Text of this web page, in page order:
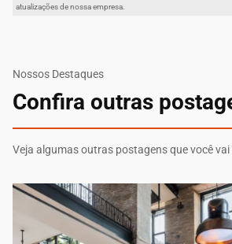
atualizações de nossa empresa.
Nossos Destaques
Confira outras
Veja algumas outras postagens que você vai